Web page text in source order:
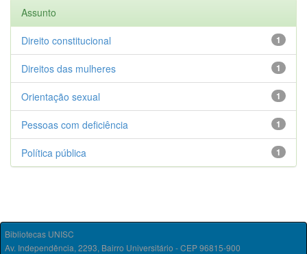
Assunto
1
Direito constitucional
1
Direitos das mulheres
1
Orientação sexual
1
Pessoas com deficiência
1
Política pública
Bibliotecas UNISC
Av. Independência, 2293, Bairro Universitário - CEP 96815-900